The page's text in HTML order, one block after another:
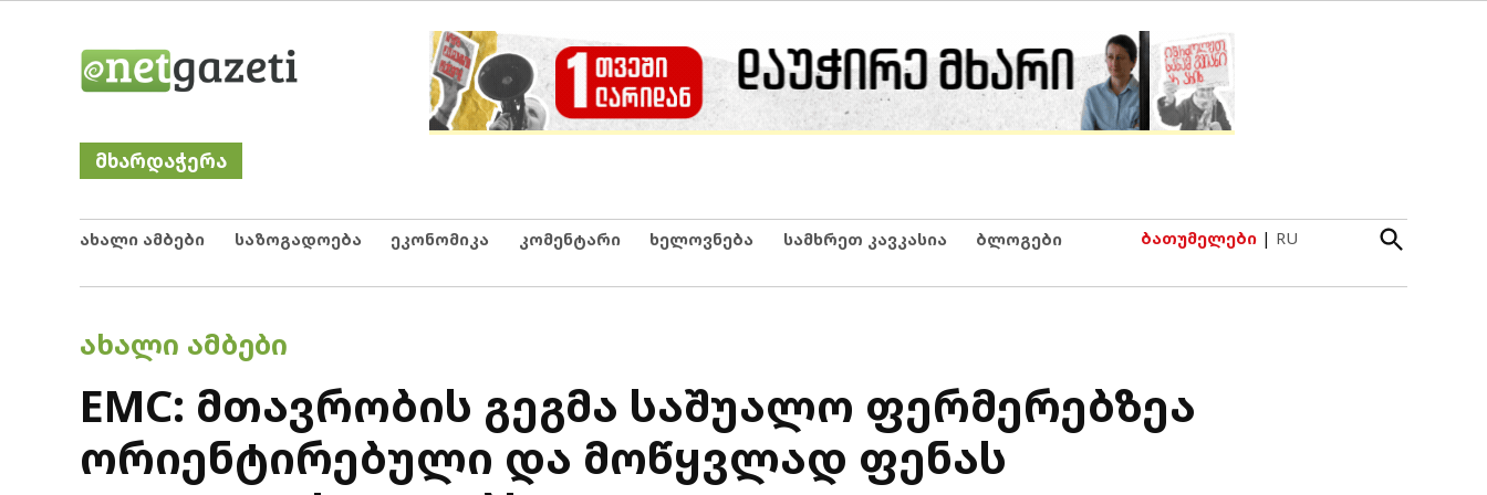
Netgazeti
მხარდაჭერა
ახალი ამბები საზოგადოება ეკონომიკა კომენტარი ხელოვნება სამხრეთ კავკასია ბლოგები ბათუმელები | RU
Open
Search
POSTED
ᲐᲮᲐᲚᲘ ᲐᲛᲑᲔᲑᲘ
EMC: მთავრობის გეგმა საშუალო ფერმერებზეა
ორიენტირებული და მოწყვლად ფენას